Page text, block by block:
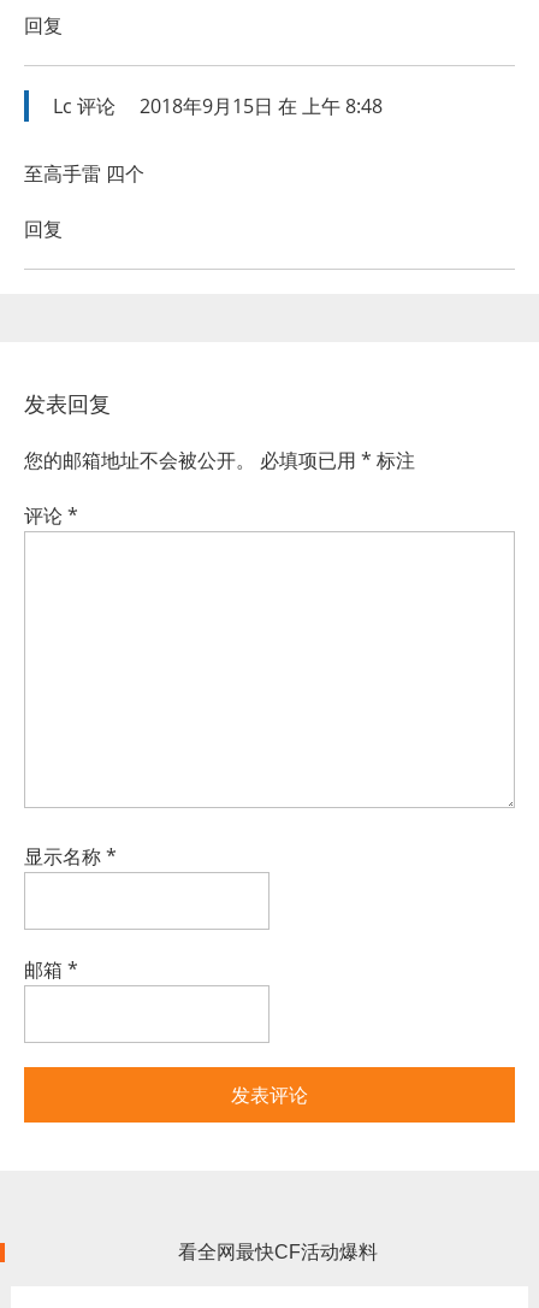
回复
Lc 评论 2018年9月15日 在 上午 8:48
至高手雷 四个
回复
发表回复
您的邮箱地址不会被公开。 必填项已用 * 标注
评论*
显示名称*
邮箱 *
看全网最快CF活动爆料